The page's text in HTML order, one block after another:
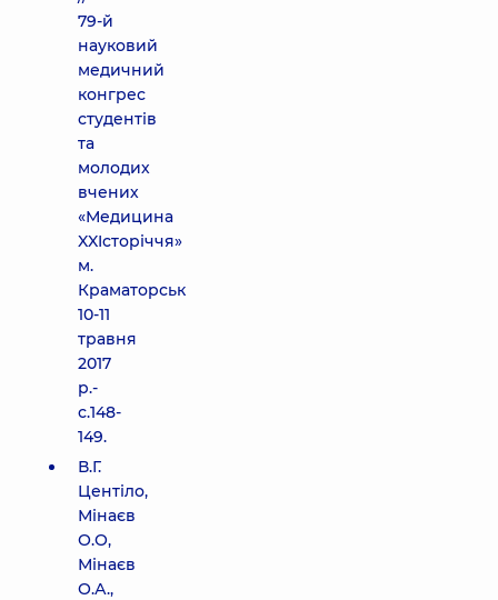
79-й
науковий
медичний
конгрес
студентів
та
молодих
вчених
«Медицина
XXIсторіччя»
м.
Краматорськ
10-11
травня
2017
р.-
с.148-
149.
В.Г.
Центіло,
Мінаєв
О.О,
Мінаєв
О.А.,